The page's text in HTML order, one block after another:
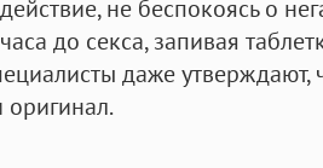
не беспокоясь о
до секса, запивая
даже утверждают,